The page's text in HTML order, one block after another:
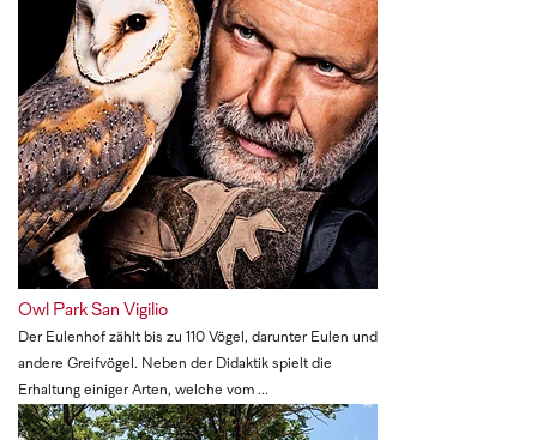
Owl Park San Vigilio
Der Eulenhof zählt bis zu 110 Vögel, darunter Eulen und
andere Greifvögel. Neben der Didaktik spielt die
Erhaltung einiger Arten, welche vom ...